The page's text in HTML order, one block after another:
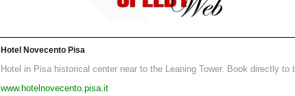
Hotel Novecento Pisa
Hotel in Pisa historical center near to the Leaning Tower. Book directly to
www.hotelnovecento.pisa.it